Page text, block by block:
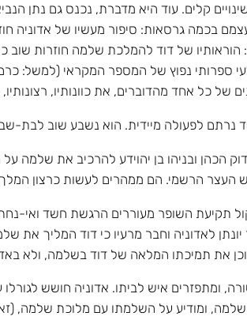
קלים. עוד היא מדברת, נכנס גם נתן
עצמם בכמה גרסאות: סיפור מעשיו של
הוראותיו של דוד להמלכת שלמה חוזרות
ספרותי נפוץ של המספר המקראי (למשל:
כל אחד מהדוברים, את כוונותיו, רצונותיו,
נרתם לפעולה מיידית. הוא נשבע שוב
הכהן ובניהו בן יהוידע להרכיב את
העצר הרשמי. הם ממהרים לעשות כרצון
תקיעת השופר מעוררים הרגשת חשד ואי-
יונתן לאדוניה וחבר מרעיו כי דוד המליך
את תמיכתו המלאה של דוד בשלמה, ולא
ומתפזרים איש לביתו. אדוניה חושש
שלמה, ומודיע על השלמתו עם מלוכת